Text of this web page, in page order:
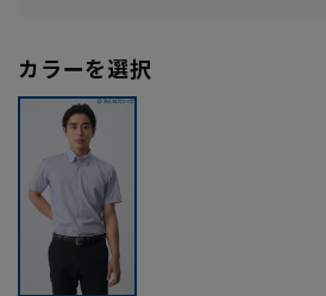
カラーを選択